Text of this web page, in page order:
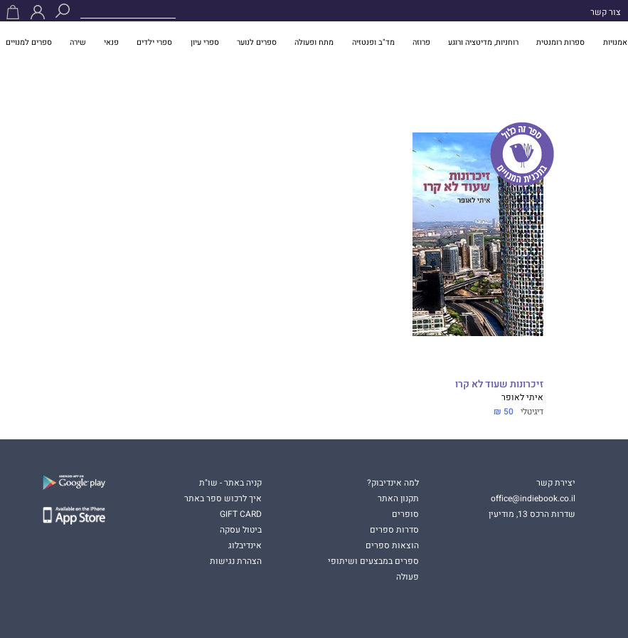
צור קשר
אמנויות ספרות רומנטית רוחניות, מדיטציה ורוגע פרוזה מד"ב ופנטזיה מתח ופעולה ספרים לנוער ספרי עיון ספרי ילדים פנאי שירה ספרים למנויים
זיכרונות שעוד לא קרו
איתי לאופר
דיגיטלי 50 ₪
יצירת קשר
office@indiebook.co.il
שדרות הרכס 13, מודיעין
למה אינדיבוק?
תקנון האתר
סופרים
סדרות ספרים
הוצאות ספרים
ספרים במבצעים ושיתופי
פעולה
קניה באתר - שו"ת
איך לרכוש ספר באתר
GIFT CARD
ביטול עסקה
אינדיבלוג
הצהרת נגישות